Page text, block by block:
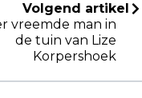
Volgend artikel
vreemde man in
de tuin van Lize
Korpershoek